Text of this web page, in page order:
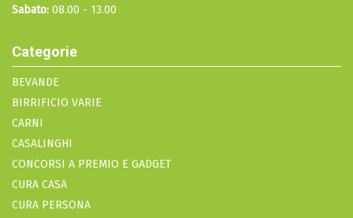
Sabato: 08.00 - 13.00
Categorie
BEVANDE
BIRRIFICIO VARIE
CARNI
CASALINGHI
CONCORSI A PREMIO E GADGET
CURA CASA
CURA PERSONA